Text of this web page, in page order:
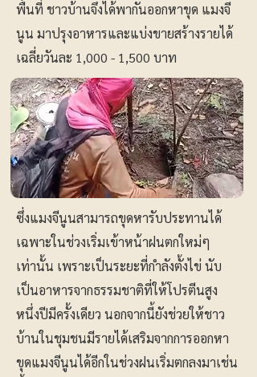
พื้นที่ ชาวบ้านจึงได้พากันออกหาขุด แมงจี
นูน มาปรุงอาหารและแบ่งขายสร้างรายได้
เฉลี่ยวันละ 1,000 - 1,500 บาท
ซึ่งแมงจีนูนสามารถขุดหารับประทานได้
เฉพาะในช่วงเริ่มเข้าหน้าฝนตกใหม่ๆ
เท่านั้น เพราะเป็นระยะที่กำลังตั้งไข่ นับ
เป็นอาหารจากธรรมชาติที่ให้โปรตีนสูง
หนึ่งปีมีครั้งเดียว นอกจากนี้ยังช่วยให้ชาว
บ้านในชุมชนมีรายได้เสริมจากการออกหา
ขุดแมงจีนูนได้อีกในช่วงฝนเริ่มตกลงมาเช่น